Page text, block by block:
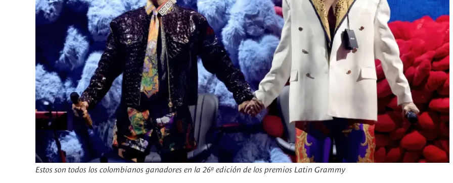
Estos son todos los colombianos ganadores en la 26ª edición de los premios Latin Grammy